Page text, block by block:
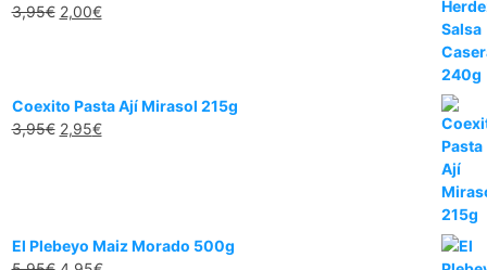
3,95€ 2,00€
Coexito Pasta Ají Mirasol 215g
3,95€ 2,95€
El Plebeyo Maiz Morado 500g